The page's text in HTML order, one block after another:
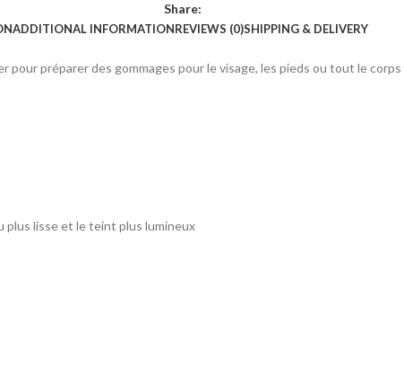
Share:
ADDITIONAL INFORMATIONREVIEWS (0)SHIPPING & DELIVERY
préparer des gommages pour le visage, les pieds ou tout le corps
plus lisse et le teint plus lumineux